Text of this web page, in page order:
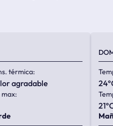
térmica:
agradable
max: